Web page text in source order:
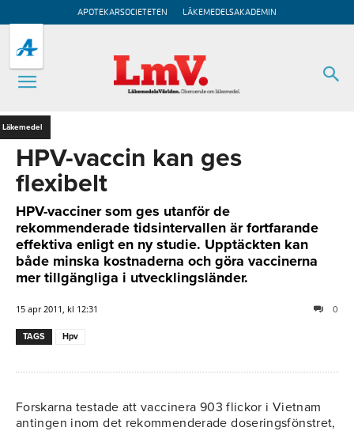
APOTEKARSOCIETETEN LÄKEMEDELSAKADEMIN
Läkemedel
HPV-vaccin kan ges
flexibelt
HPV-vacciner som ges utanför de
rekommenderade tidsintervallen är fortfarande
effektiva enligt en ny studie. Upptäckten kan
både minska kostnaderna och göra vaccinerna
mer tillgängliga i utvecklingsländer.
15 apr 2011, kl 12:31 0
TAGS Hpv
Forskarna testade att vaccinera 903 flickor i Vietnam
antingen inom det rekommenderade doseringsfönstret,